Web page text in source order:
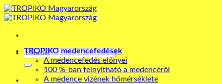
Skip
to
Keresés
következőre:
TROPIKO medencefedések
A medencefedés előnyei
100 %-ban felnyitható a medencéről
A medence vizének hőmérséklete